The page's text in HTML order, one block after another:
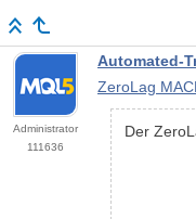
Administrator
111636
Automated-
ZeroLag
Der